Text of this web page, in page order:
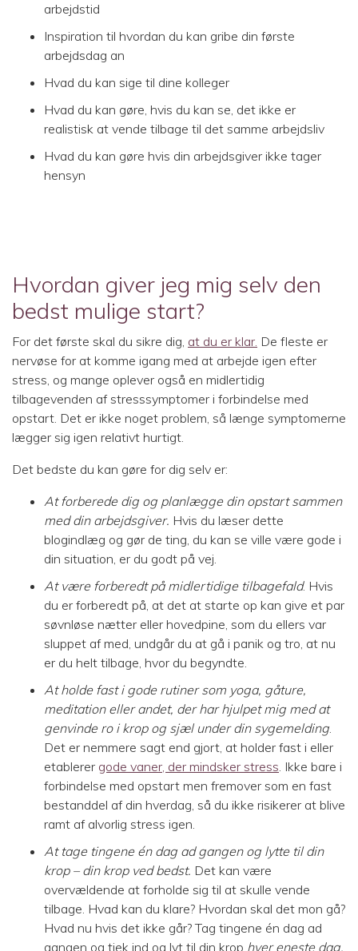
arbejdstid
Inspiration til hvordan du kan gribe din første
arbejdsdag an
Hvad du kan sige til dine kolleger
Hvad du kan gøre, hvis du kan se, det ikke er
realistisk at vende tilbage til det samme arbejdsliv
Hvad du kan gøre hvis din arbejdsgiver ikke tager
hensyn
Hvordan giver jeg mig selv den
bedst mulige start?
For det første skal du sikre dig, at du er klar. De fleste er
nervøse for at komme igang med at arbejde igen efter
stress, og mange oplever også en midlertidig
tilbagevenden af stresssymptomer i forbindelse med
opstart. Det er ikke noget problem, så længe symptomerne
lægger sig igen relativt hurtigt.
Det bedste du kan gøre for dig selv er:
At forberede dig og planlægge din opstart sammen
med din arbejdsgiver. Hvis du læser dette
blogindlæg og gør de ting, du kan se ville være gode i
din situation, er du godt på vej.
At være forberedt på midlertidige tilbagefald. Hvis
du er forberedt på, at det at starte op kan give et par
søvnløse nætter eller hovedpine, som du ellers var
sluppet af med, undgår du at gå i panik og tro, at nu
er du helt tilbage, hvor du begyndte.
At holde fast i gode rutiner som yoga, gåture,
meditation eller andet, der har hjulpet mig med at
genvinde ro i krop og sjæl under din sygemelding.
Det er nemmere sagt end gjort, at holder fast i eller
etablerer gode vaner, der mindsker stress. Ikke bare i
forbindelse med opstart men fremover som en fast
bestanddel af din hverdag, så du ikke risikerer at blive
ramt af alvorlig stress igen.
At tage tingene én dag ad gangen og lytte til din
krop – din krop ved bedst. Det kan være
overvældende at forholde sig til at skulle vende
tilbage. Hvad kan du klare? Hvordan skal det mon gå?
Hvad nu hvis det ikke går? Tag tingene én dag ad
gangen og tjek ind og lyt til din krop hver eneste dag.